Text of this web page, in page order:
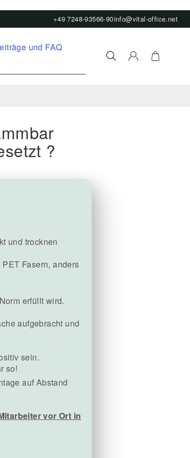
+49 7248-93566-90info@vital-office.net
und FAQ
?
und trocknen
Fasern, anders
erfüllt wird.
aufgebracht und
sein.
so!
auf Abstand
vor Ort in